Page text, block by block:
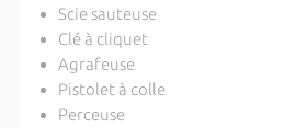
Scie sauteuse
Clé à cliquet
Agrafeuse
Pistolet à colle
Perceuse